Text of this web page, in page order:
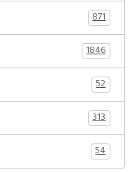
871
1846
52
313
54